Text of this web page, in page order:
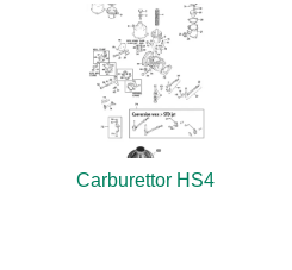
Carburettor HS4